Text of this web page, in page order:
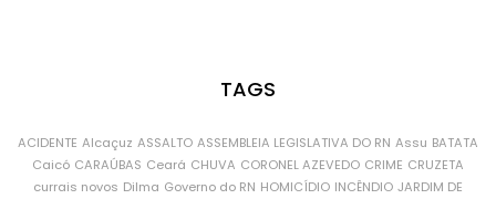
TAGS
ACIDENTE Alcaçuz ASSALTO ASSEMBLEIA LEGISLATIVA DO RN Assu BATATA
Caicó CARAÚBAS Ceará CHUVA CORONEL AZEVEDO CRIME CRUZETA
currais novos Dilma Governo do RN HOMICÍDIO INCÊNDIO JARDIM DE